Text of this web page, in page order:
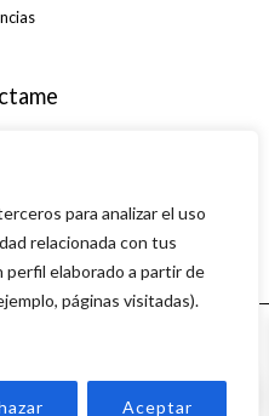
para analizar el uso
relacionada con tus
perfil elaborado a partir de
páginas visitadas).
Aceptar
Pizarra, Málaga
by Linkasoft